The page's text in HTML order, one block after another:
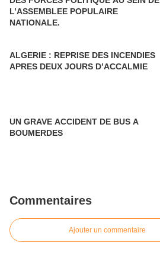
L’ASSEMBLEE POPULAIRE
NATIONALE.
ALGERIE : REPRISE DES INCENDIES
APRES DEUX JOURS D’ACCALMIE
UN GRAVE ACCIDENT DE BUS A
BOUMERDES
Commentaires
Ajouter un commentaire